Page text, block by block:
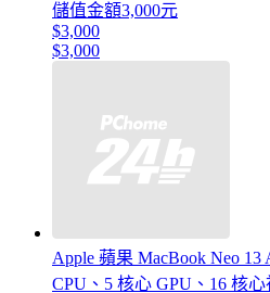
儲值金額3,000元
$3,000
$3,000
Apple 蘋果 MacBook Neo
CPU、5 核心 GPU、16 核